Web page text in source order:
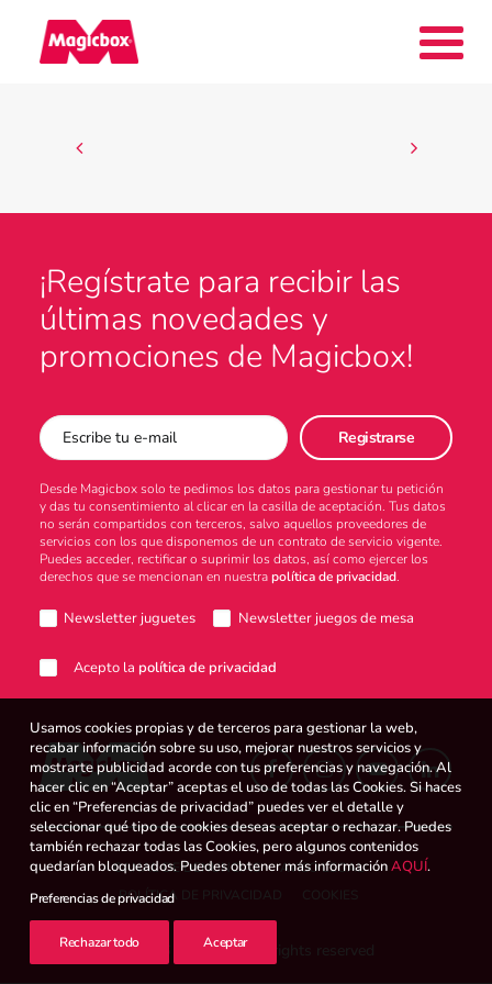
Nuestras marcas
Compañía
Contacto
Atención al consumidor
Intranet
España
Search
¡Regístrate para recibir las
últimas novedades y
promociones de Magicbox!
Desde Magicbox solo te pedimos los datos para gestionar tu petición
y das tu consentimiento al clicar en la casilla de aceptación. Tus datos
no serán compartidos con terceros, salvo aquellos proveedores de
servicios con los que disponemos de un contrato de servicio vigente.
Puedes acceder, rectificar o suprimir los datos, así como ejercer los
derechos que se mencionan en nuestrapolítica de privacidad.
Newsletter juguetes Newsletter juegos de mesa
Acepto la política de privacidad
© 2026 Magicbox.
CANAL DE DENUNCIAS
AVISO LEGAL
POLÍTICA DE PRIVACIDAD
Usamos cookies propias y de terceros para gestionar la web,
recabar información sobre su uso, mejorar nuestros servicios y
mostrarte publicidad acorde con tus preferencias y navegación. Al
hacer clic en “Aceptar” aceptas el uso de todas las Cookies. Si haces
clic en “Preferencias de privacidad” puedes ver el detalle y
seleccionar qué tipo de cookies deseas aceptar o rechazar. Puedes
también rechazar todas las Cookies, pero algunos contenidos
quedarían bloqueados. Puedes obtener más informaciónAQUÍ.
Preferencias de privacidad
Rechazar todo Aceptar